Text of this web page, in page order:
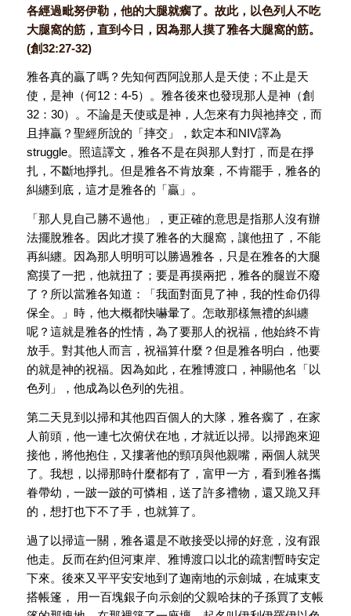
各經過毗努伊勒，他的大腿就瘸了。故此，以色列人不吃
大腿窩的筋，直到今日，因為那人摸了雅各大腿窩的筋。
(創32:27-32)
雅各真的贏了嗎？先知何西阿說那人是天使；不止是天
使，是神（何12：4-5）。雅各後來也發現那人是神（創
32：30）。不論是天使或是神，人怎來有力與祂摔交，而
且摔贏？聖經所說的「摔交」，欽定本和NIV譯為
struggle。照這譯文，雅各不是在與那人對打，而是在掙
扎，不斷地掙扎。但是雅各不肯放棄，不肯罷手，雅各的
糾纏到底，這才是雅各的「贏」。
「那人見自己勝不過他」，更正確的意思是指那人沒有辦
法擺脫雅各。因此才摸了雅各的大腿窩，讓他扭了，不能
再糾纏。因為那人明明可以勝過雅各，只是在雅各的大腿
窩摸了一把，他就扭了；要是再摸兩把，雅各的腿豈不廢
了？所以當雅各知道：「我面對面見了神，我的性命仍得
保全。」時，他大概都快嚇暈了。怎敢那樣無禮的糾纏
呢？這就是雅各的性情，為了要那人的祝福，他始終不肯
放手。對其他人而言，祝福算什麼？但是雅各明白，他要
的就是神的祝福。因為如此，在雅博渡口，神賜他名「以
色列」，他成為以色列的先祖。
第二天見到以掃和其他四百個人的大隊，雅各瘸了，在家
人前頭，他一連七次俯伏在地，才就近以掃。以掃跑來迎
接他，將他抱住，又摟著他的頸項與他親嘴，兩個人就哭
了。我想，以掃那時什麼都有了，富甲一方，看到雅各攜
眷帶幼，一跛一跛的可憐相，送了許多禮物，還又跪又拜
的，想打也下不了手，也就算了。
過了以掃這一關，雅各還是不敢接受以掃的好意，沒有跟
他走。反而在約但河東岸、雅博渡口以北的疏割暫時安定
下來。後來又平平安安地到了迦南地的示劍城，在城東支
搭帳篷， 用一百塊銀子向示劍的父親哈抹的子孫買了支帳